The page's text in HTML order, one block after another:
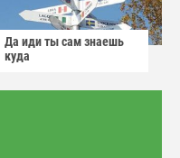
Да иди ты сам знаешь
куда